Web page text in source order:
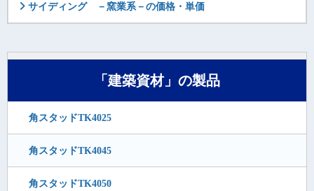
サイディング －窯業系－の価格・単価
「建築資材」の製品
角スタッドTK4025
角スタッドTK4045
角スタッドTK4050